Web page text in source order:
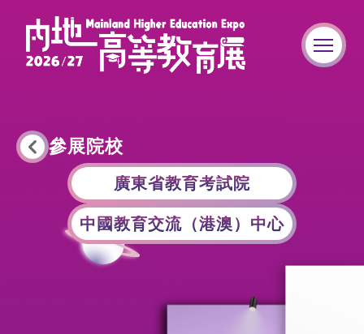
參展院校
廣東省教育考試院
中國教育交流（港澳）中心